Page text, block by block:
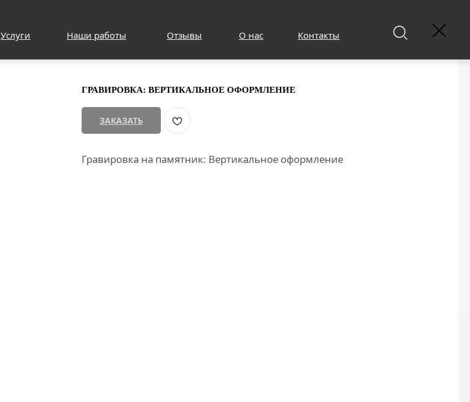
ГРАВИРОВКА: ВЕРТИКАЛЬНОЕ ОФОРМЛЕНИЕ
ЗАКАЗАТЬ
Гравировка на памятник: Вертикальное оформление
Услуги Наши работы Отзывы О нас Контакты